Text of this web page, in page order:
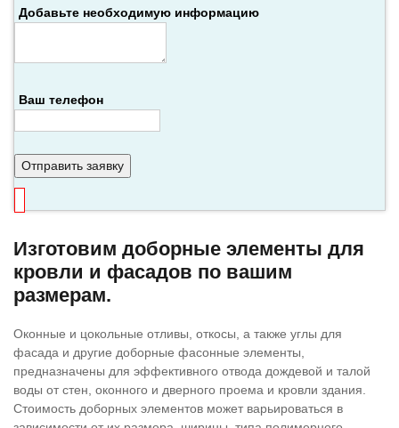
Добавьте необходимую информацию
Ваш телефон
Отправить заявку
Изготовим доборные элементы для
кровли и фасадов по вашим
размерам.
Оконные и цокольные отливы, откосы, а также углы для
фасада и другие доборные фасонные элементы,
предназначены для эффективного отвода дождевой и талой
воды от стен, оконного и дверного проема и кровли здания.
Стоимость доборных элементов может варьироваться в